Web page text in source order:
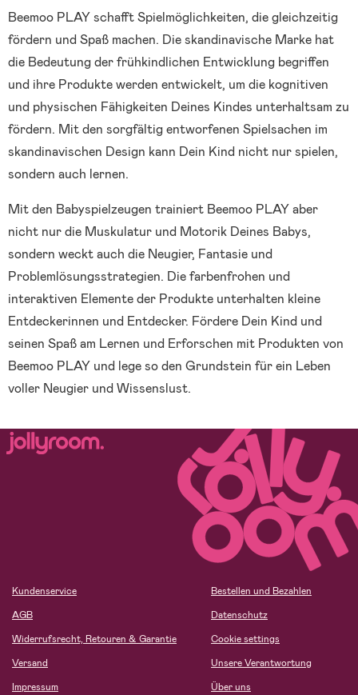
Beemoo PLAY schafft Spielmöglichkeiten, die gleichzeitig
fördern und Spaß machen. Die skandinavische Marke hat
die Bedeutung der frühkindlichen Entwicklung begriffen
und ihre Produkte werden entwickelt, um die kognitiven
und physischen Fähigkeiten Deines Kindes unterhaltsam zu
fördern. Mit den sorgfältig entworfenen Spielsachen im
skandinavischen Design kann Dein Kind nicht nur spielen,
sondern auch lernen.
Mit den Babyspielzeugen trainiert Beemoo PLAY aber
nicht nur die Muskulatur und Motorik Deines Babys,
sondern weckt auch die Neugier, Fantasie und
Problemlösungsstrategien. Die farbenfrohen und
interaktiven Elemente der Produkte unterhalten kleine
Entdeckerinnen und Entdecker. Fördere Dein Kind und
seinen Spaß am Lernen und Erforschen mit Produkten von
Beemoo PLAY und lege so den Grundstein für ein Leben
voller Neugier und Wissenslust.
Kundenservice
AGB
Widerrufsrecht, Retouren & Garantie
Versand
Impressum
Bestellen und Bezahlen
Datenschutz
Cookie settings
Unsere Verantwortung
Über uns